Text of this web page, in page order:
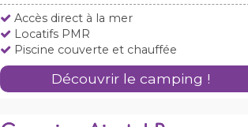
Accès direct à la mer
Locatifs PMR
Piscine couverte et chauffée
Découvrir le camping !